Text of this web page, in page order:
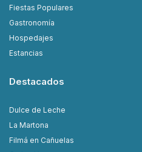
Fiestas Populares
Gastronomía
Hospedajes
Estancias
Destacados
Dulce de Leche
La Martona
Filmá en Cañuelas